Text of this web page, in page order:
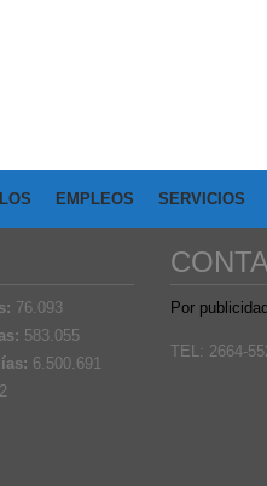
EMPLEOS SERVICIOS
76.093
583.055
6.500.691
Por
TEL: 2664-